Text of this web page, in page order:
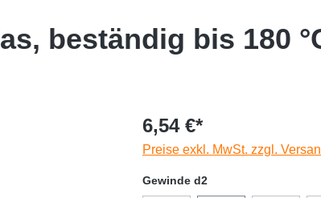
beständig bis 180
6,54 €*
Preise exkl. MwSt. zzgl.
Gewinde d2